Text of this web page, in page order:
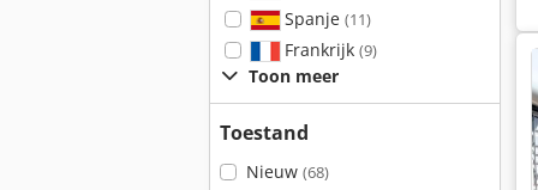
Spanje (11)
Frankrijk (9)
Toon meer
Toestand
Nieuw (68)